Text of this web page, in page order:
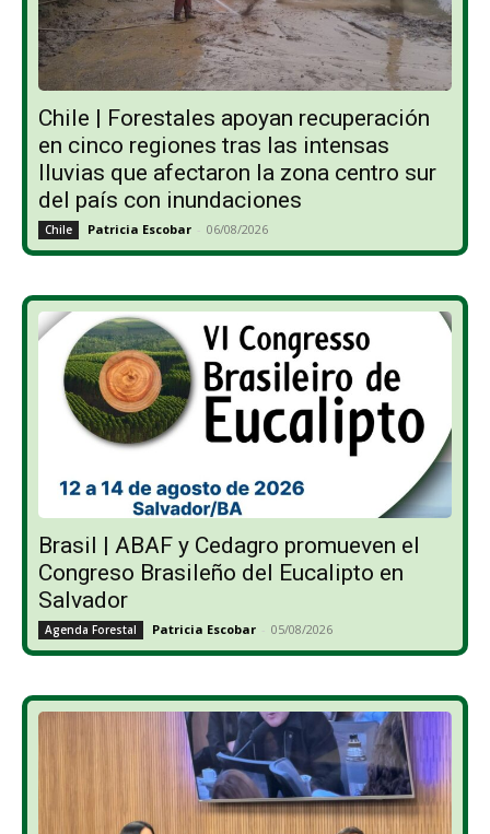
Chile | Forestales apoyan recuperación
en cinco regiones tras las intensas
lluvias que afectaron la zona centro sur
del país con inundaciones
Chile Patricia Escobar - 06/08/2026
Brasil | ABAF y Cedagro promueven el
Congreso Brasileño del Eucalipto en
Salvador
Agenda Forestal Patricia Escobar - 05/08/2026